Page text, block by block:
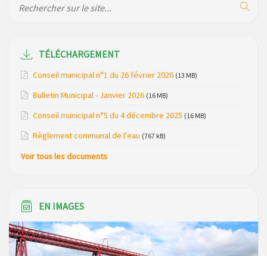
de la gendarmerie
Modification de gestion du camping de Saint Just, ses
bungalows bois, ses chalets et sa piscine
Loubaresse le vendredi 20 mars 2026
2026
TÉLÉCHARGEMENT
Conseil municipal n°1 du 26 février 2026 (13 MB)
Bulletin Municipal - Janvier 2026 (16 MB)
Conseil municipal n°5 du 4 décembre 2025 (16 MB)
Règlement communal de l'eau (767 kB)
Voir tous les documents
EN IMAGES